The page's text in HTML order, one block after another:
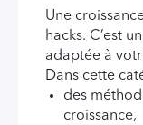
Une
hacks. C’est
adaptée à
Dans cette
des
croissance,